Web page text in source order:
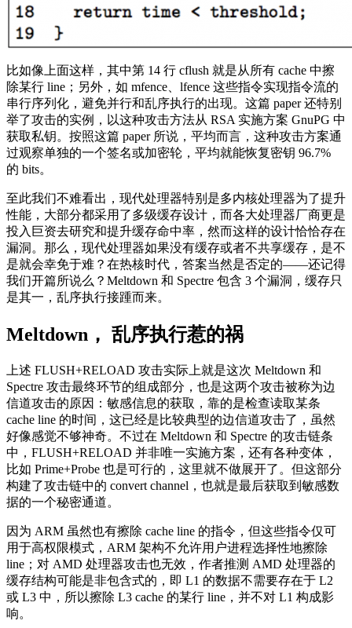
比如像上面这样，其中第 14 行 cflush 就是从所有 cache 中擦
除某行 line；另外，如 mfence、lfence 这些指令实现指令流的
串行序列化，避免并行和乱序执行的出现。这篇 paper 还特别
举了攻击的实例，以这种攻击方法从 RSA 实施方案 GnuPG 中
获取私钥。按照这篇 paper 所说，平均而言，这种攻击方案通
过观察单独的一个签名或加密轮，平均就能恢复密钥 96.7%
的 bits。
至此我们不难看出，现代处理器特别是多内核处理器为了提升
性能，大部分都采用了多级缓存设计，而各大处理器厂商更是
投入巨资去研究和提升缓存命中率，然而这样的设计恰恰存在
漏洞。那么，现代处理器如果没有缓存或者不共享缓存，是不
是就会幸免于难？在热核时代，答案当然是否定的——还记得
我们开篇所说么？Meltdown 和 Spectre 包含 3 个漏洞，缓存只
是其一，乱序执行接踵而来。
Meltdown， 乱序执行惹的祸
上述 FLUSH+RELOAD 攻击实际上就是这次 Meltdown 和
Spectre 攻击最终环节的组成部分，也是这两个攻击被称为边
信道攻击的原因：敏感信息的获取，靠的是检查读取某条
cache line 的时间，这已经是比较典型的边信道攻击了，虽然
好像感觉不够神奇。不过在 Meltdown 和 Spectre 的攻击链条
中，FLUSH+RELOAD 并非唯一实施方案，还有各种变体，
比如 Prime+Probe 也是可行的，这里就不做展开了。但这部分
构建了攻击链中的 convert channel，也就是最后获取到敏感数
据的一个秘密通道。
因为 ARM 虽然也有擦除 cache line 的指令，但这些指令仅可
用于高权限模式，ARM 架构不允许用户进程选择性地擦除
line；对 AMD 处理器攻击也无效，作者推测 AMD 处理器的
缓存结构可能是非包含式的，即 L1 的数据不需要存在于 L2
或 L3 中，所以擦除 L3 cache 的某行 line，并不对 L1 构成影
响。